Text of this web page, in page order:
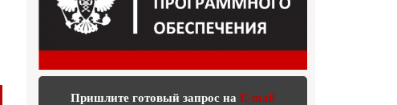
Пришлите готовый запрос на E-mail